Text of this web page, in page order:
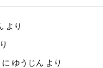
より
に ゆうじん より